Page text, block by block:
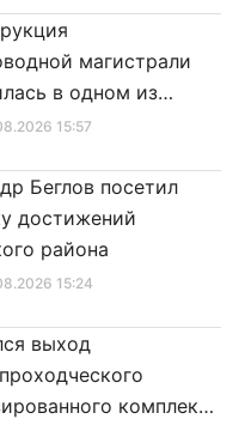
15:57
магистрали
в одном из
города
15:24
посетил
достижений
района
выход
комплекса